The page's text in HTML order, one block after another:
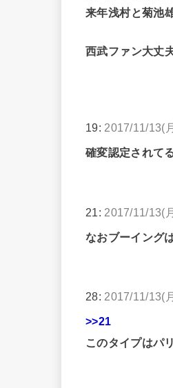
来年浅村と菊池
西武ファン大丈
19: 2017/11/13(
確変認定されて
21: 2017/11/13(
なおブーイング
28: 2017/11/13(
>>21
このタイプはパ